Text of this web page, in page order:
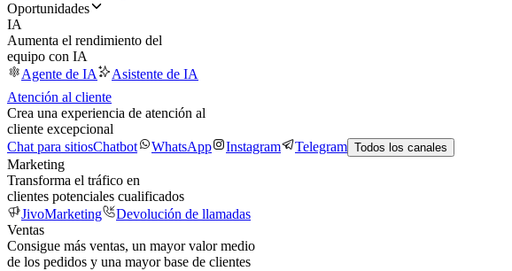
Oportunidades
IA
Aumenta el rendimiento del
equipo con IA
Agente de IA
Asistente de IA
Atención al cliente
Crea una experiencia de atención al
cliente excepcional
Chat para sitiosChatbot WhatsApp Instagram Telegram Todos los canales
Marketing
Transforma el tráfico en
clientes potenciales cualificados
JivoMarketing
Devolución de llamadas
Ventas
Consigue más ventas, un mayor valor medio
de los pedidos y una mayor base de clientes